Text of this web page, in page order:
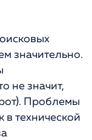
значительно.
не значит,
Проблемы
технической